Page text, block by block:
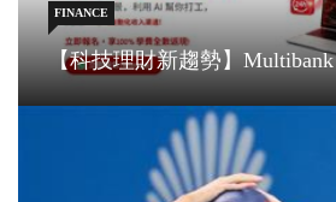
FINANCE
【科技理財新趨勢】